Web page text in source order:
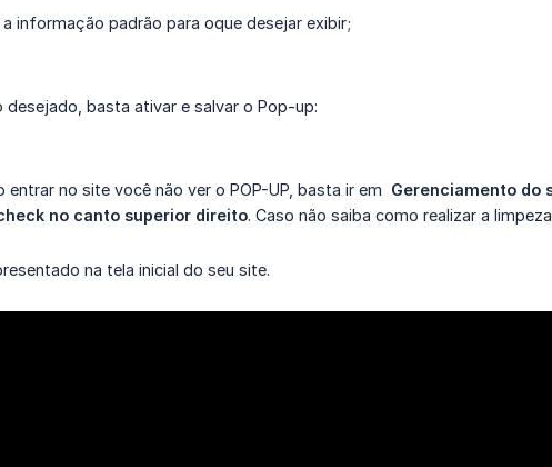
informação padrão para oque desejar exibir;
basta ativar e salvar o Pop-up:
no site você não ver o POP-UP, basta ir em Gerenciamento do
no canto superior direito. Caso não saiba como realizar a
na tela inicial do seu site.